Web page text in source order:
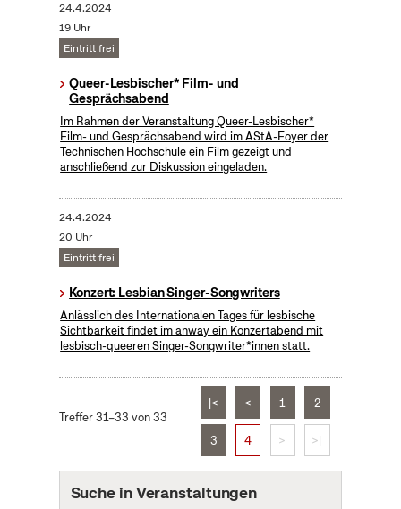
24.4.2024
19 Uhr
Eintritt frei
Queer-Lesbischer* Film- und
Gesprächsabend
Im Rahmen der Veranstaltung Queer-Lesbischer*
Film- und Gesprächsabend wird im AStA-Foyer der
Technischen Hochschule ein Film gezeigt und
anschließend zur Diskussion eingeladen.
24.4.2024
20 Uhr
Eintritt frei
Konzert: Lesbian Singer-Songwriters
Anlässlich des Internationalen Tages für lesbische
Sichtbarkeit findet im anway ein Konzertabend mit
lesbisch-queeren Singer-Songwriter*innen statt.
Treffer 31–33 von 33
|< < 1 2
3 4 > >|
Suche in Veranstaltungen